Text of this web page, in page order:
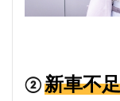
②新車不足